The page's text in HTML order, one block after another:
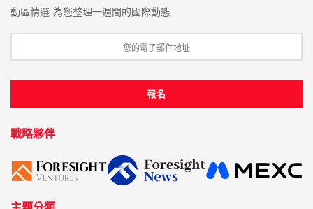
動區精選-為您整理一週間的國際動態
戰略夥伴